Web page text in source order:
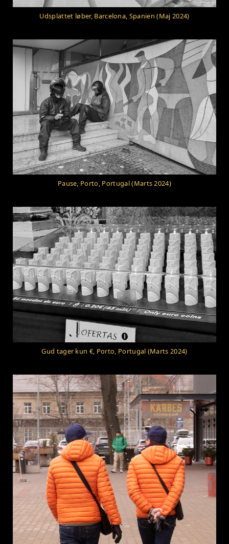
Udsplattet løber, Barcelona, Spanien (Maj 2024)
Pause, Porto, Portugal (Marts 2024)
Gud tager kun €, Porto, Portugal (Marts 2024)